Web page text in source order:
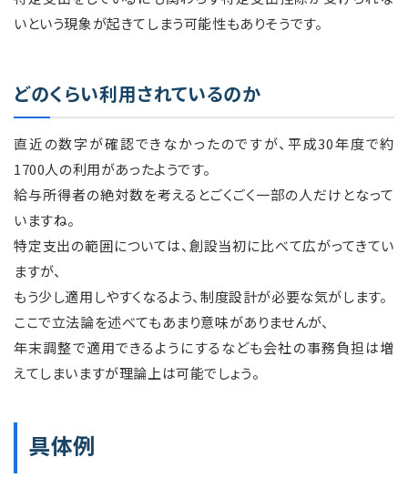
いという現象が起きてしまう可能性もありそうです。
どのくらい利用されているのか
直近の数字が確認できなかったのですが、平成30年度で約
1700人の利用があったようです。
給与所得者の絶対数を考えるとごくごく一部の人だけとなって
いますね。
特定支出の範囲については、創設当初に比べて広がってきてい
ますが、
もう少し適用しやすくなるよう、制度設計が必要な気がします。
ここで立法論を述べてもあまり意味がありませんが、
年末調整で適用できるようにするなども会社の事務負担は増
えてしまいますが理論上は可能でしょう。
具体例